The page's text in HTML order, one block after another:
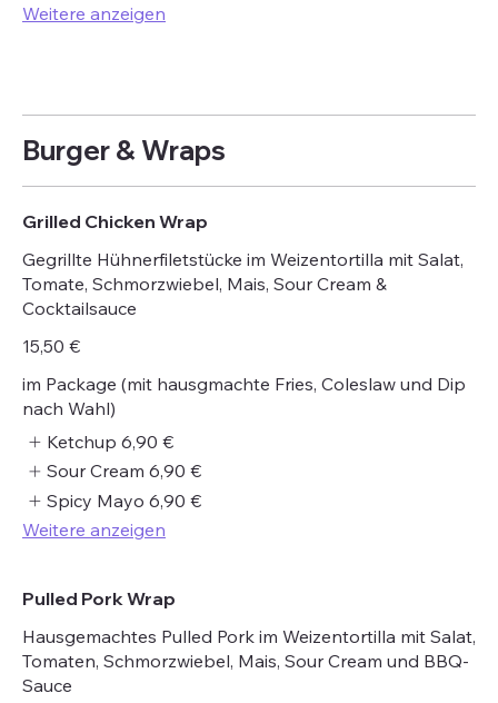
Weitere anzeigen
Burger & Wraps
Grilled Chicken Wrap
Gegrillte Hühnerfiletstücke im Weizentortilla mit Salat,
Tomate, Schmorzwiebel, Mais, Sour Cream &
Cocktailsauce
15,50 €
im Package (mit hausgmachte Fries, Coleslaw und Dip
nach Wahl)
Ketchup 6,90 €
Sour Cream 6,90 €
Spicy Mayo 6,90 €
Weitere anzeigen
Pulled Pork Wrap
Hausgemachtes Pulled Pork im Weizentortilla mit Salat,
Tomaten, Schmorzwiebel, Mais, Sour Cream und BBQ-
Sauce